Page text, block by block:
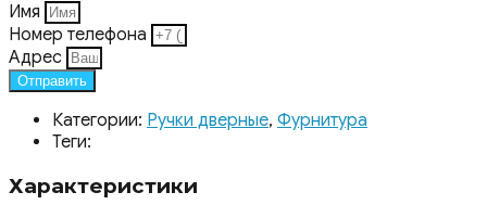
Имя
Номер телефона
Адрес
Отправить
Категории: Ручки дверные, Фурнитура
Теги:
Характеристики